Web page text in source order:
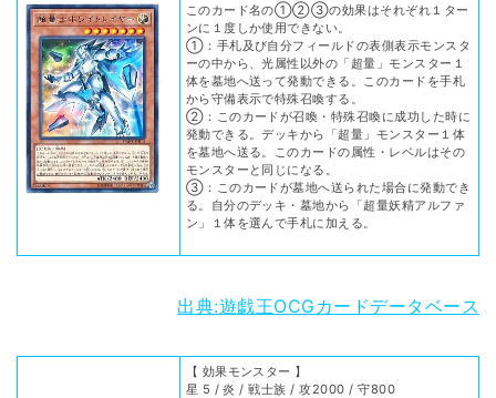
このカード名の①②③の効果はそれぞれ１ター
ンに１度しか使用できない。
①：手札及び自分フィールドの表側表示モンスタ
ーの中から、光属性以外の「超量」モンスター１
体を墓地へ送って発動できる。このカードを手札
から守備表示で特殊召喚する。
②：このカードが召喚・特殊召喚に成功した時に
発動できる。デッキから「超量」モンスター１体
を墓地へ送る。このカードの属性・レベルはその
モンスターと同じになる。
③：このカードが墓地へ送られた場合に発動でき
る。自分のデッキ・墓地から「超量妖精アルファ
ン」１体を選んで手札に加える。
出典:遊戯王OCGカードデータベース
【 効果モンスター 】
星 5 / 炎 / 戦士族 / 攻2000 / 守800